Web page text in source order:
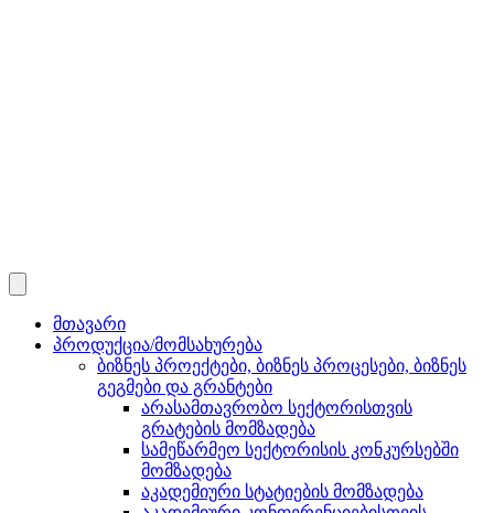
მთავარი
პროდუქცია/მომსახურება
ბიზნეს პროექტები, ბიზნეს პროცესები, ბიზნეს
გეგმები და გრანტები
არასამთავრობო სექტორისთვის
გრატების მომზადება
სამეწარმეო სექტორისის კონკურსებში
მომზადება
აკადემიური სტატიების მომზადება